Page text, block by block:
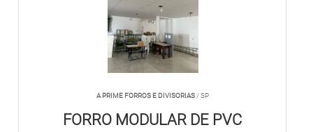
A PRIME FORROS E DIVISORIAS/ SP
FORRO MODULAR DE PVC